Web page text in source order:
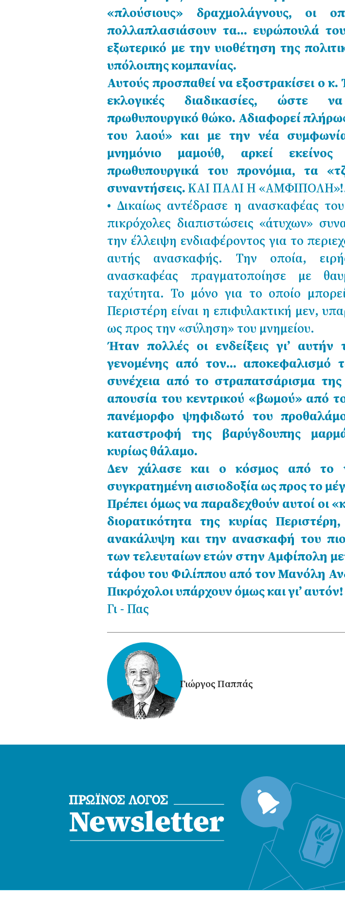
«πλούσιους» δραχμολάγνους, οι
πολλαπλασιάσουν τα… ευρώπουλά
εξωτερικό με την υιοθέτηση της
υπόλοιπης κομπανίας.
Αυτούς προσπαθεί να εξοστρακίσει ο κ.
εκλογικές διαδικασίες, ώστε
πρωθυπουργικό θώκο. Αδιαφορεί
του λαού» και με την νέα
μνημόνιο μαμούθ, αρκεί
πρωθυπουργικά του προνόμια, τα
συναντήσεις.ΚΑΙ ΠΑΛΙ Η
• Δικαίως αντέδρασε η ανασκαφέας
πικρόχολες διαπιστώσεις «άτυχων»
την έλλειψη ενδιαφέροντος για το
αυτής ανασκαφής. Την οποία,
ανασκαφέας πραγματοποίησε με
ταχύτητα. Το μόνο για το οποίο
Περιστέρη είναι η επιφυλακτική μεν,
ως προς την «σύληση» του μνημείου.
Ήταν πολλές οι ενδείξεις γι’ αυτήν
γενομένης από τον… αποκεφαλισμό
συνέχεια από το στραπατσάρισμα της
απουσία του κεντρικού «βωμού» από
πανέμορφο ψηφιδωτό του
καταστροφή της βαρύγδουπης
κυρίως θάλαμο.
Δεν χάλασε και ο κόσμος από το
συγκρατημένη αισιοδοξία ως προς το
Πρέπει όμως να παραδεχθούν αυτοί οι
διορατικότητα της κυρίας
ανακάλυψη και την ανασκαφή του
των τελευταίων ετών στην Αμφίπολη
τάφου του Φιλίππου από τον Μανόλη
Πικρόχολοι υπάρχουν όμως και γι’ αυτόν!
Γι - Πας
Γιώργος Παππάς